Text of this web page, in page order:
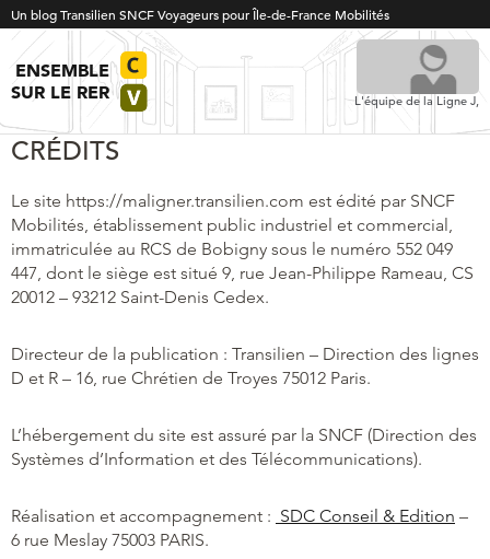
Un blog Transilien SNCF Voyageurs pour Île-de-France Mobilités
ENSEMBLE
SUR LE RER
L'équipe de la Ligne J,
CRÉDITS
Le site https://maligner.transilien.com est édité par SNCF
Mobilités, établissement public industriel et commercial,
immatriculée au RCS de Bobigny sous le numéro 552 049
447, dont le siège est situé 9, rue Jean-Philippe Rameau, CS
20012 – 93212 Saint-Denis Cedex.
Directeur de la publication : Transilien – Direction des lignes
D et R – 16, rue Chrétien de Troyes 75012 Paris.
L’hébergement du site est assuré par la SNCF (Direction des
Systèmes d’Information et des Télécommunications).
Réalisation et accompagnement : SDC Conseil & Edition –
6 rue Meslay 75003 PARIS.